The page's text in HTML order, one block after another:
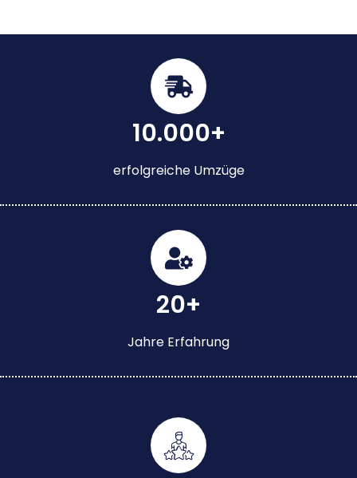
10.000+
erfolgreiche Umzüge
20+
Jahre Erfahrung